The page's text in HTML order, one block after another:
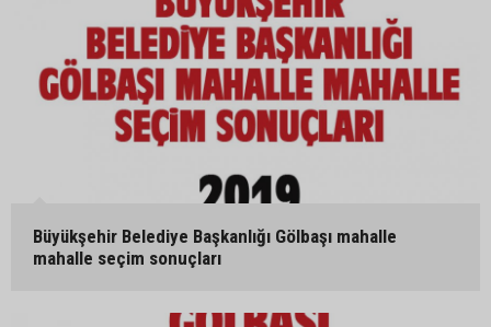
Büyükşehir Belediye Başkanlığı Gölbaşı mahalle
mahalle seçim sonuçları